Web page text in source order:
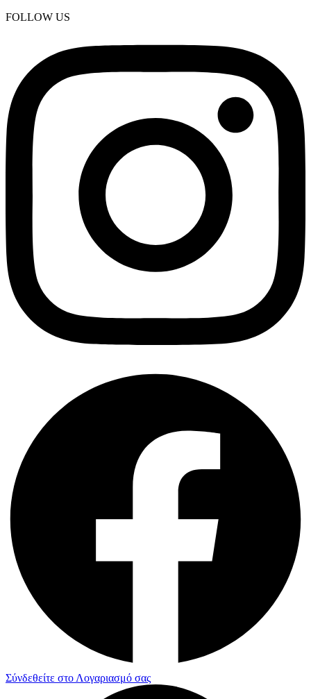
FOLLOW US
Σύνδεθείτε στο Λογαριασμό σας